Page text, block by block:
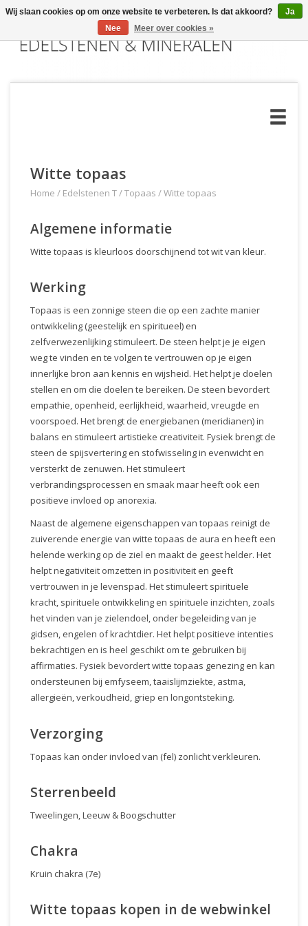
Witte topaas
Home / Edelstenen T/Topaas /Witte topaas
Algemene informatie
Witte topaas is kleurloos doorschijnend tot wit van kleur.
Werking
Topaas is een zonnige steen die op een zachte manier
ontwikkeling (geestelijk en spiritueel) en
zelfverwezenlijking stimuleert. De steen helpt je je eigen
weg te vinden en te volgen te vertrouwen op je eigen
innerlijke bron aan kennis en wijsheid. Het helpt je doelen
stellen en om die doelen te bereiken. De steen bevordert
empathie, openheid, eerlijkheid, waarheid, vreugde en
voorspoed. Het brengt de energiebanen (meridianen) in
balans en stimuleert artistieke creativiteit. Fysiek brengt de
steen de spijsvertering en stofwisseling in evenwicht en
versterkt de zenuwen. Het stimuleert
verbrandingsprocessen en smaak maar heeft ook een
positieve invloed op anorexia.
Naast de algemene eigenschappen van topaas reinigt de
zuiverende energie van witte topaas de aura en heeft een
helende werking op de ziel en maakt de geest helder. Het
helpt negativiteit omzetten in positiviteit en geeft
vertrouwen in je levenspad. Het stimuleert spirituele
kracht, spirituele ontwikkeling en spirituele inzichten, zoals
het vinden van je zielendoel, onder begeleiding van je
gidsen, engelen of krachtdier. Het helpt positieve intenties
bekrachtigen en is heel geschikt om te gebruiken bij
affirmaties. Fysiek bevordert witte topaas genezing en kan
ondersteunen bij emfyseem, taaislijmziekte, astma,
allergieën, verkoudheid, griep en longontsteking.
Verzorging
Topaas kan onder invloed van (fel) zonlicht verkleuren.
Sterrenbeeld
Tweelingen, Leeuw & Boogschutter
Chakra
Kruin chakra (7e)
Witte topaas kopen in de webwinkel
Wij slaan cookies op om onze website te verbeteren. Is dat akkoord?
Ja
Nee
Meer over cookies »